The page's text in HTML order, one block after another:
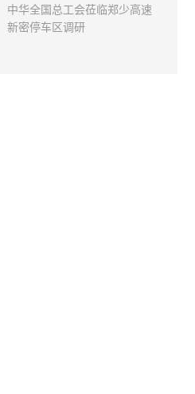
中华全国总工会莅临郑少高速
新密停车区调研